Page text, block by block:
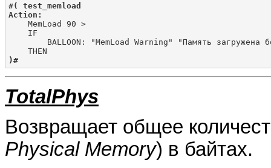
#( test_memload
Action:
MemLoad 90 >
    IF
BALLOON: "MemLoad Warning" "Память загружена
)#
TotalPhys
Возвращает общее
Physical Memory) в байтах.